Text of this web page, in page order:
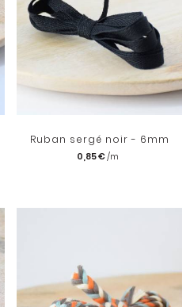
Ruban sergé noir - 6mm
0,85 €